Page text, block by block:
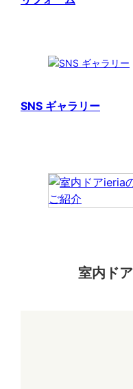
SNS ギャラリー
室内ド